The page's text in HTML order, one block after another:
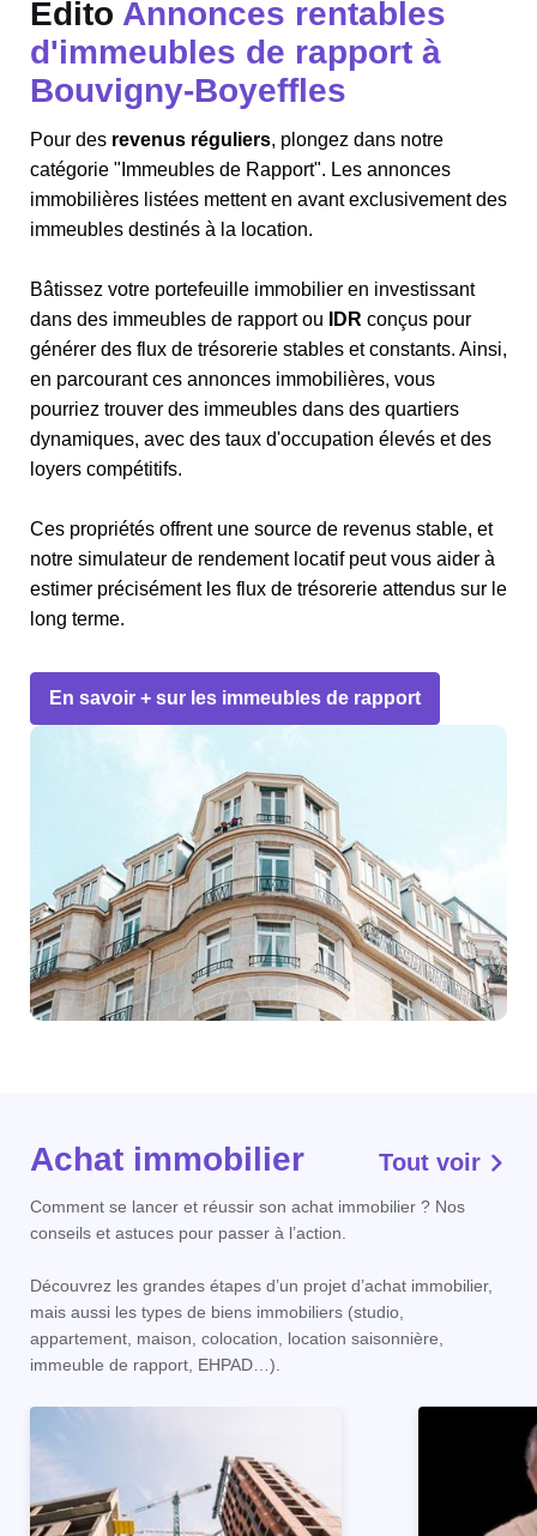
Edito Annonces rentables
d'immeubles de rapport à
Bouvigny-Boyeffles
Pour des revenus réguliers, plongez dans notre
catégorie "Immeubles de Rapport". Les annonces
immobilières listées mettent en avant exclusivement des
immeubles destinés à la location.
Bâtissez votre portefeuille immobilier en investissant
dans des immeubles de rapport ou
IDR conçus pour
générer des flux de trésorerie stables et constants. Ainsi,
en parcourant ces annonces immobilières, vous
pourriez trouver des immeubles dans des quartiers
dynamiques, avec des taux d'occupation élevés et des
loyers compétitifs.
Ces propriétés offrent une source de revenus stable, et
notre simulateur de rendement locatif peut vous aider à
estimer précisément les flux de trésorerie attendus sur le
long terme.
En savoir + sur les immeubles de rapport
Achat immobilier Tout voir
Comment se lancer et réussir son achat immobilier ? Nos
conseils et astuces pour passer à l’action.
Découvrez les grandes étapes d’un projet d’achat immobilier,
mais aussi les types de biens immobiliers (studio,
appartement, maison, colocation, location saisonnière,
immeuble de rapport, EHPAD…).